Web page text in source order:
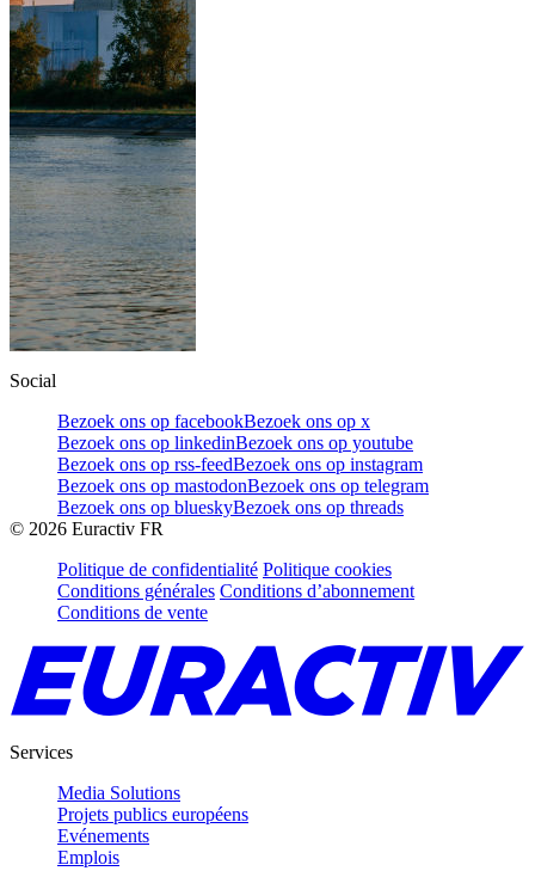
Social
Bezoek ons op facebookBezoek ons op x
Bezoek ons op linkedinBezoek ons op youtube
Bezoek ons op rss-feedBezoek ons op instagram
Bezoek ons op mastodonBezoek ons op telegram
Bezoek ons op blueskyBezoek ons op threads
© 2026 Euractiv FR
Politique de confidentialité Politique cookies
Conditions générales Conditions d’abonnement
Conditions de vente
Services
Media Solutions
Projets publics européens
Evénements
Emplois